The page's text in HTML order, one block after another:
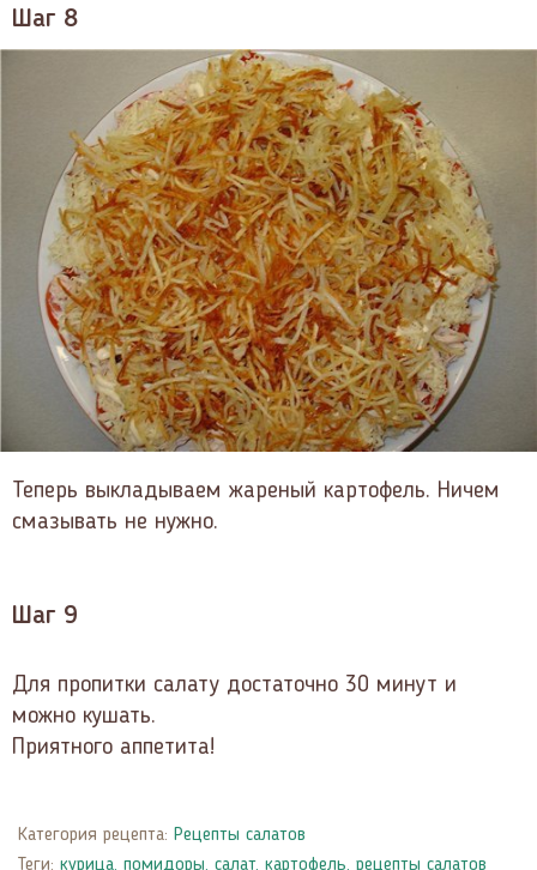
Шаг 8
Теперь выкладываем жареный картофель. Ничем
смазывать не нужно.
Шаг 9
Для пропитки салату достаточно 30 минут и
можно кушать.
Приятного аппетита!
Категория рецепта: Рецепты салатов
Теги: курица, помидоры, салат, картофель, рецепты салатов